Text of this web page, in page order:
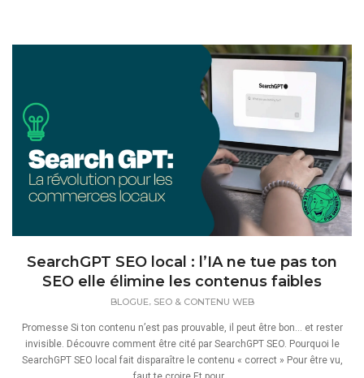
SearchGPT SEO local : l’IA ne tue pas ton
SEO elle élimine les contenus faibles
BLOGUE, SEO & CONTENU WEB
Promesse Si ton contenu n’est pas prouvable, il peut être bon… et rester
invisible. Découvre comment être cité par SearchGPT SEO. Pourquoi le
SearchGPT SEO local fait disparaître le contenu « correct » Pour être vu,